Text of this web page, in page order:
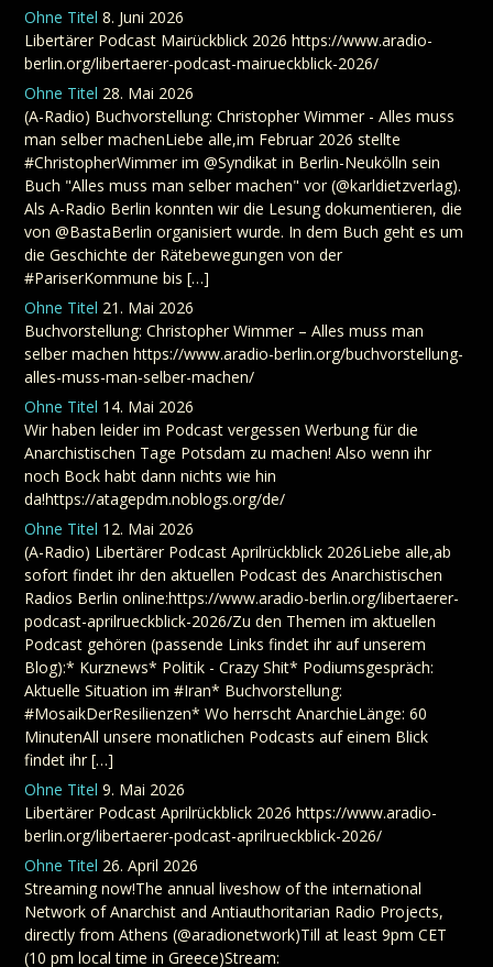
Ohne Titel 8. Juni 2026
Libertärer Podcast Mairückblick 2026 https://www.aradio-
berlin.org/libertaerer-podcast-mairueckblick-2026/
Ohne Titel 28. Mai 2026
(A-Radio) Buchvorstellung: Christopher Wimmer - Alles muss
man selber machenLiebe alle,im Februar 2026 stellte
#ChristopherWimmer im @Syndikat in Berlin-Neukölln sein
Buch "Alles muss man selber machen" vor (@karldietzverlag).
Als A-Radio Berlin konnten wir die Lesung dokumentieren, die
von @BastaBerlin organisiert wurde. In dem Buch geht es um
die Geschichte der Rätebewegungen von der
#PariserKommune bis […]
Ohne Titel 21. Mai 2026
Buchvorstellung: Christopher Wimmer – Alles muss man
selber machen https://www.aradio-berlin.org/buchvorstellung-
alles-muss-man-selber-machen/
Ohne Titel 14. Mai 2026
Wir haben leider im Podcast vergessen Werbung für die
Anarchistischen Tage Potsdam zu machen! Also wenn ihr
noch Bock habt dann nichts wie hin
da!https://atagepdm.noblogs.org/de/
Ohne Titel 12. Mai 2026
(A-Radio) Libertärer Podcast Aprilrückblick 2026Liebe alle,ab
sofort findet ihr den aktuellen Podcast des Anarchistischen
Radios Berlin online:https://www.aradio-berlin.org/libertaerer-
podcast-aprilrueckblick-2026/Zu den Themen im aktuellen
Podcast gehören (passende Links findet ihr auf unserem
Blog):* Kurznews* Politik - Crazy Shit* Podiumsgespräch:
Aktuelle Situation im #Iran* Buchvorstellung:
#MosaikDerResilienzen* Wo herrscht AnarchieLänge: 60
MinutenAll unsere monatlichen Podcasts auf einem Blick
findet ihr […]
Ohne Titel 9. Mai 2026
Libertärer Podcast Aprilrückblick 2026 https://www.aradio-
berlin.org/libertaerer-podcast-aprilrueckblick-2026/
Ohne Titel 26. April 2026
Streaming now!The annual liveshow of the international
Network of Anarchist and Antiauthoritarian Radio Projects,
directly from Athens (@aradionetwork)Till at least 9pm CET
(10 pm local time in Greece)Stream: